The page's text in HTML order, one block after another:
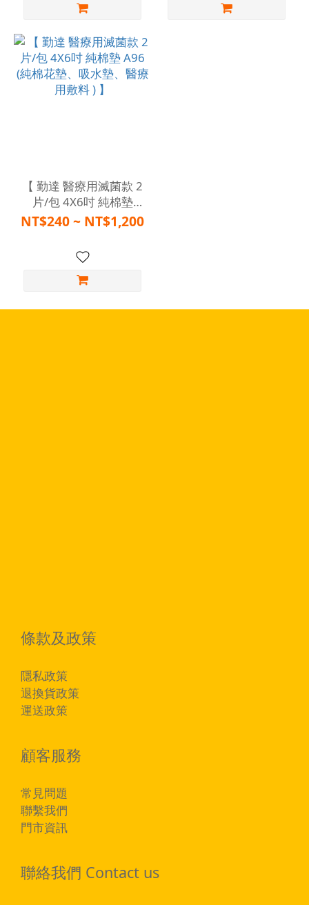
【 勤達 醫療用滅菌款 2
片/包 4X6吋 純棉墊
A96 (純棉花墊、吸水
墊、醫療用敷料 ) 】
NT$240 ~ NT$1,200
條款及政策
隱私政策
退換貨政策
運送政策
顧客服務
常見問題
聯繫我們
門市資訊
聯絡我們 Contact us